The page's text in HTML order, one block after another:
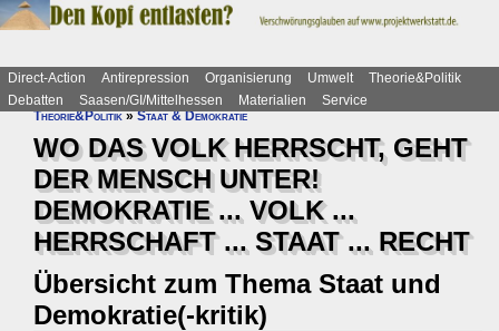
Direct-Action Antirepression Organisierung Umwelt
Theorie&Politik
Debatten
Saasen/GI/Mittelhessen Materialien
Service
Theorie&Politik»Staat & Demokratie
WO DAS VOLK HERRSCHT, GEHT
DER MENSCH UNTER!
DEMOKRATIE ... VOLK ...
HERRSCHAFT ... STAAT ... RECHT
Übersicht zum Thema Staat und
Demokratie(-kritik)